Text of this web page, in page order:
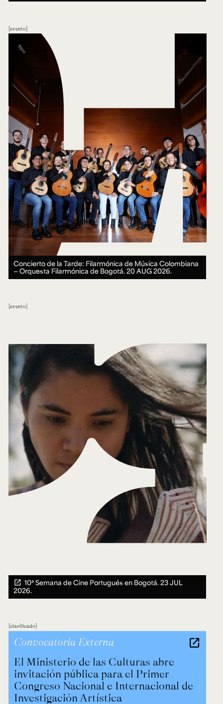
evento
Concierto de la Tarde: Filarmónica de Música Colombiana
— Orquesta Filarmónica de Bogotá.20 AUG 2026.
evento
10ª Semana de Cine Portugués en Bogotá.23 JUL
2026.
clasificado
El Ministerio de las Culturas abre
invitación pública para el Primer
Congreso Nacional e Internacional de
Investigación Artística
Convocatoria Externa